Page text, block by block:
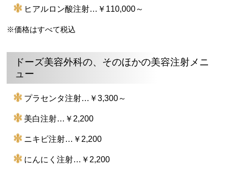
ヒアルロン酸注射…￥110,000～
※価格はすべて税込
ドーズ美容外科の、そのほかの美容注射メニ
ュー
プラセンタ注射…￥3,300～
美白注射…￥2,200
ニキビ注射…￥2,200
にんにく注射…￥2,200